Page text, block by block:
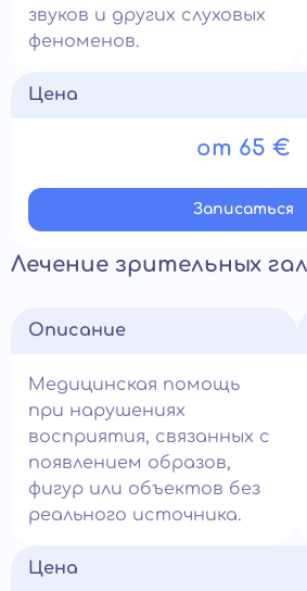
звуков и других слуховых
феноменов.
Цена
от 65 €
Записатьcя
Лечение зрительных
Описание
Медицинская помощь
при нарушениях
восприятия, связанных с
появлением образов,
фигур или объектов без
реального источника.
Цена